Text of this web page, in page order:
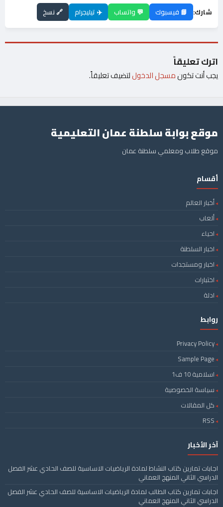
شارك: 📘 فيسبوك 💬 واتساب ✈️ تيليجرام 🔗 نسخ
اترك تعليقاً
يجب أنت تكونمسجل الدخوللتضيف تعليقاً.
موقع بوابة سلطنة عمان التعليمية
موقع طلاب ومعلمي سلطنة عمان
أقسام
أخبار العالم
ألعاب
احياء
اخبار السلطنة
اخبار ومستجدات
اختبارات
ادلة
روابط
Privacy Policy
Sample Page
اسلامية 10 ف1
سياسة الخصوصية
كل المقالات
RSS
آخر الأخبار
اجابات تمارين كتاب النشاط لمادة الرياضيات الاساسية للصف الحادي عشر الفصل
الدراسي الثاني المنهج العماني
اجابات تمارين كتاب الطالب لمادة الرياضيات الاساسية للصف الحادي عشر الفصل
الدراسي الثاني المنهج العماني